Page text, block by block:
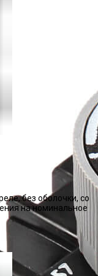
без оболочки, со
на номинальное